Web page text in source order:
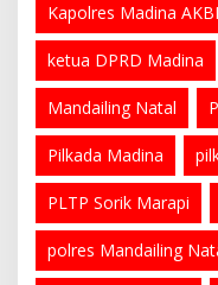
Kapolres Madina
ketua DPRD Madina
Mandailing Natal
Pilkada Madina
PLTP Sorik Marapi
polres Mandailing